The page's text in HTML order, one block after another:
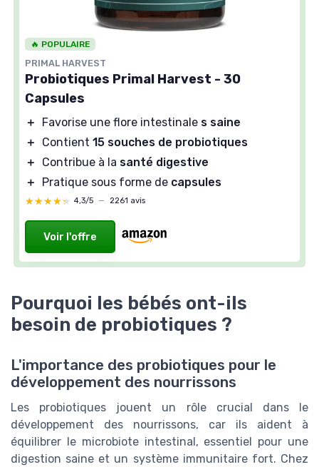
🔥 POPULAIRE
PRIMAL HARVEST
Probiotiques Primal Harvest - 30
Capsules
＋ Favorise une flore intestinale s saine
＋
Contient 15 souches de probiotiques
＋
Contribue à la santé digestive
＋
Pratique sous forme de capsules
★★★★★
★★★★★ 4,3/5 — 2261 avis
Voir l'offre
Pourquoi les bébés ont-ils
besoin de probiotiques ?
L'importance des probiotiques pour le
développement des nourrissons
Les probiotiques jouent un rôle crucial dans le
développement des nourrissons, car ils aident à
équilibrer le microbiote intestinal, essentiel pour une
digestion saine et un système immunitaire fort. Chez